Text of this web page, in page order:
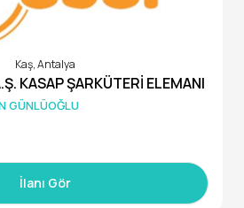
Kaş, Antalya
KASAP ŞARKÜTERİ ELEMANI
GÜNLÜOĞLU
şubesi bulunan Köfteci Yusuf A.
için bay/bayan deneyimli veya ye
İlanı Gör